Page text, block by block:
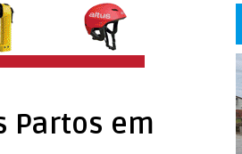
Partos em